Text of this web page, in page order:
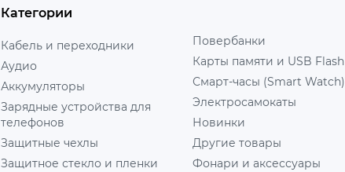
Категории
Кабель и переходники
Аудио
Аккумуляторы
Зарядные устройства для
телефонов
Защитные чехлы
Защитное стекло и пленки
Повербанки
Карты памяти и USB Flash
Смарт-часы (Smart Watch)
Электросамокаты
Новинки
Другие товары
Фонари и аксессуары